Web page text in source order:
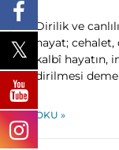
Dirilik ve
hayat;
kalbî hayatın,
OKU »